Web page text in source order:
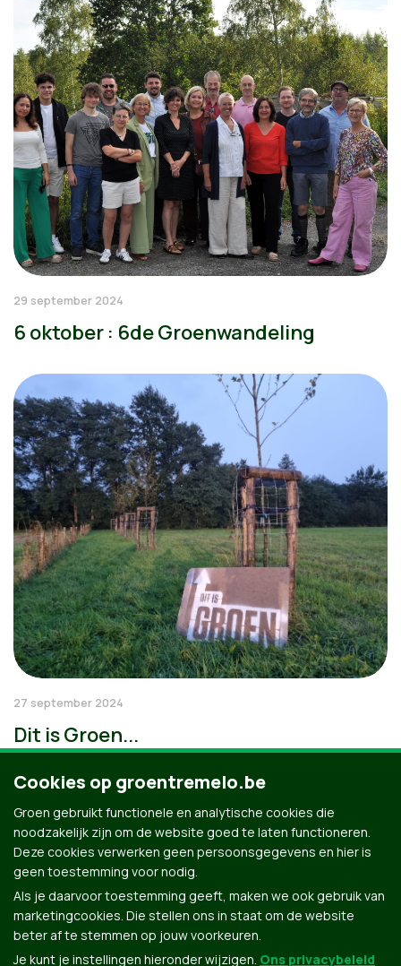
29 september 2024
6 oktober : 6de Groenwandeling
27 september 2024
Dit is Groen...
Cookies op groentremelo.be
Groen gebruikt functionele en analytische cookies die
noodzakelijk zijn om de website goed te laten functioneren.
Deze cookies verwerken geen persoonsgegevens en hier is
geen toestemming voor nodig.
Als je daarvoor toestemming geeft, maken we ook gebruik van
marketingcookies. Die stellen ons in staat om de website
beter af te stemmen op jouw voorkeuren.
Je kunt je instellingen hieronder wijzigen. Ons privacybeleid